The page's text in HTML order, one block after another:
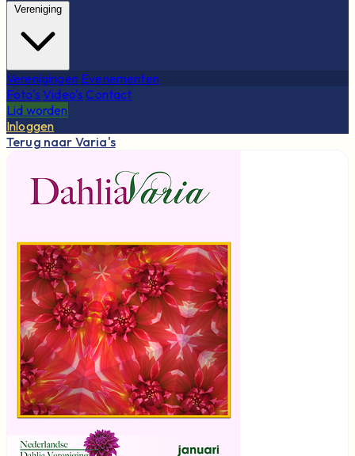
Vereniging
Verenigingen Evenementen
Foto's Video's Contact
Lid worden
Inloggen
Terug naar Varia's